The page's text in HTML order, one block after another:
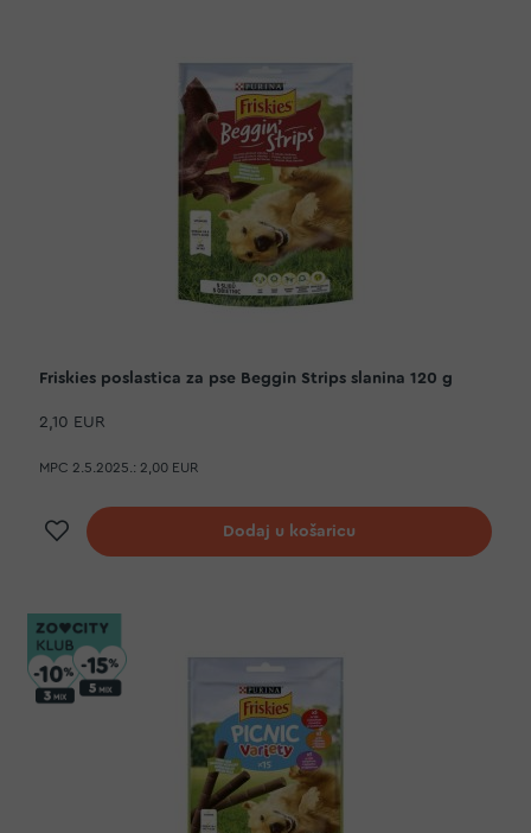
Friskies poslastica za pse Beggin Strips slanina 120 g
2,10 EUR
MPC 2.5.2025.: 2,00 EUR
Dodaj na listu želja
Dodaj u košaricu